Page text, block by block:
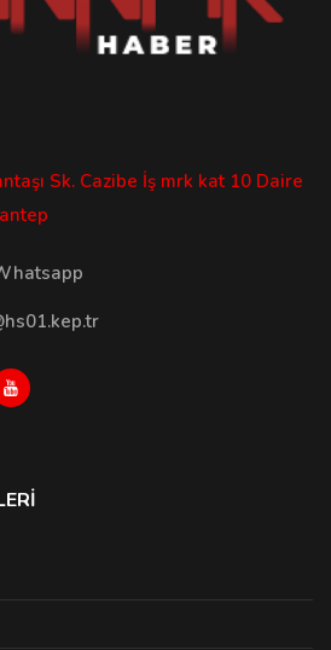
Sk. Cazibe İş mrk kat 10 Daire